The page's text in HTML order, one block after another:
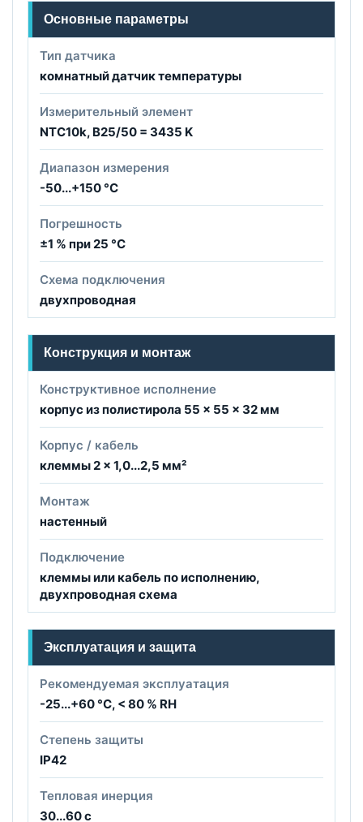
Основные параметры
Тип датчика
комнатный датчик температуры
Измерительный элемент
NTC10k, B25/50 = 3435 K
Диапазон измерения
-50...+150 °C
Погрешность
±1 % при 25 °C
Схема подключения
двухпроводная
Конструкция и монтаж
Конструктивное исполнение
корпус из полистирола 55 × 55 × 32 мм
Корпус / кабель
клеммы 2 × 1,0...2,5 мм²
Монтаж
настенный
Подключение
клеммы или кабель по исполнению,
двухпроводная схема
Эксплуатация и защита
Рекомендуемая эксплуатация
-25...+60 °C, < 80 % RH
Степень защиты
IP42
Тепловая инерция
30...60 с